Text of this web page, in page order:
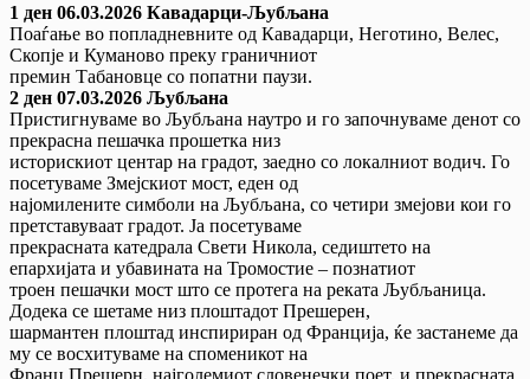
1 ден 06.03.2026 Кавадарци-Љубљана
Поаѓање во попладневните од Кавадарци, Неготино, Велес,
Скопје и Куманово преку граничниот
премин Табановце со попатни паузи.
2 ден 07.03.2026 Љубљана
Пристигнуваме во Љубљана наутро и го започнуваме денот со
прекрасна пешачка прошетка низ
историскиот центар на градот, заедно со локалниот водич. Го
посетуваме Змејскиот мост, еден од
најомилените симболи на Љубљана, со четири змејови кои го
претставуваат градот. Ја посетуваме
прекрасната катедрала Свети Никола, седиштето на
епархијата и убавината на Тромостие – познатиот
троен пешачки мост што се протега на реката Љубљаница.
Додека се шетаме низ плоштадот Прешерен,
шармантен плоштад инспириран од Франција, ќе застанеме да
му се восхитуваме на споменикот на
Франц Прешерн, најголемиот словенечки поет, и прекрасната